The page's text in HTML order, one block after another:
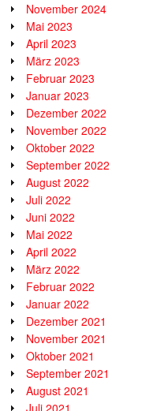
November 2024
Mai 2023
April 2023
März 2023
Februar 2023
Januar 2023
Dezember 2022
November 2022
Oktober 2022
September 2022
August 2022
Juli 2022
Juni 2022
Mai 2022
April 2022
März 2022
Februar 2022
Januar 2022
Dezember 2021
November 2021
Oktober 2021
September 2021
August 2021